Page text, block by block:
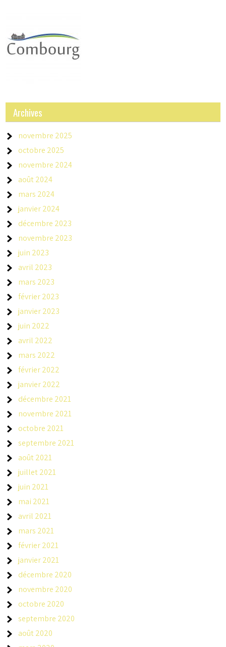
Archives
novembre 2025
octobre 2025
novembre 2024
août 2024
mars 2024
janvier 2024
décembre 2023
novembre 2023
juin 2023
avril 2023
mars 2023
février 2023
janvier 2023
juin 2022
avril 2022
mars 2022
février 2022
janvier 2022
décembre 2021
novembre 2021
octobre 2021
septembre 2021
août 2021
juillet 2021
juin 2021
mai 2021
avril 2021
mars 2021
février 2021
janvier 2021
décembre 2020
novembre 2020
octobre 2020
septembre 2020
août 2020